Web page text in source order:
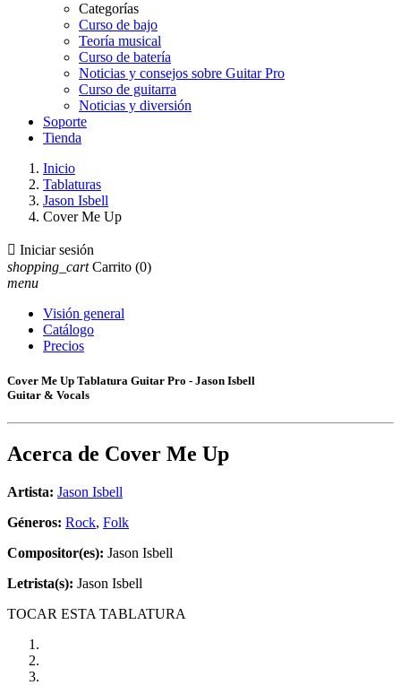
Categorías
Curso de bajo
Teoría musical
Curso de batería
Noticias y consejos sobre Guitar Pro
Curso de guitarra
Noticias y diversión
Soporte
Tienda
Inicio
Tablaturas
Jason Isbell
Cover Me Up
 Iniciar sesión
shopping_cart Carrito (0)
menu
Visión general
Catálogo
Precios
Cover Me Up Tablatura Guitar Pro - Jason Isbell
Guitar & Vocals
Acerca de Cover Me Up
Artista: Jason Isbell
Géneros: Rock, Folk
Compositor(es): Jason Isbell
Letrista(s): Jason Isbell
TOCAR ESTA TABLATURA